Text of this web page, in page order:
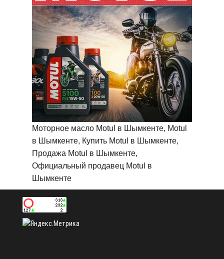
Моторное масло Motul в Шымкенте, Motul
в Шымкенте, Купить Motul в Шымкенте,
Продажа Motul в Шымкенте,
Официальный продавец Motul в
Шымкенте